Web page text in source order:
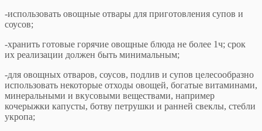
-использовать овощные отвары для приготовления супов и
соусов;
-хранить готовые горячие овощные блюда не более 1ч; срок
их реализации должен быть минимальным;
-для овощных отваров, соусов, подлив и супов целесообразно
использовать некоторые отходы овощей, богатые витаминами,
минеральными и вкусовыми веществами, например
кочерыжки капусты, ботву петрушки и ранней свеклы, стебли
укропа;